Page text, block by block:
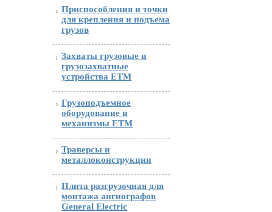
Приспособления и точки
для крепления и подъема
грузов
Захваты грузовые и
грузозахватные
устройства ETM
Грузоподъемное
оборудование и
механизмы ETM
Траверсы и
металлоконструкции
Плита разгрузочная для
монтажа ангиографов
General Electric